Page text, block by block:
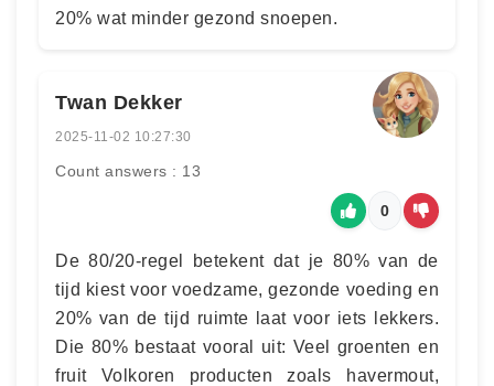
20% wat minder gezond snoepen.
Twan Dekker
2025-11-02 10:27:30
Count answers : 13
0
De 80/20-regel betekent dat je 80% van de
tijd kiest voor voedzame, gezonde voeding en
20% van de tijd ruimte laat voor iets lekkers.
Die 80% bestaat vooral uit: Veel groenten en
fruit Volkoren producten zoals havermout,